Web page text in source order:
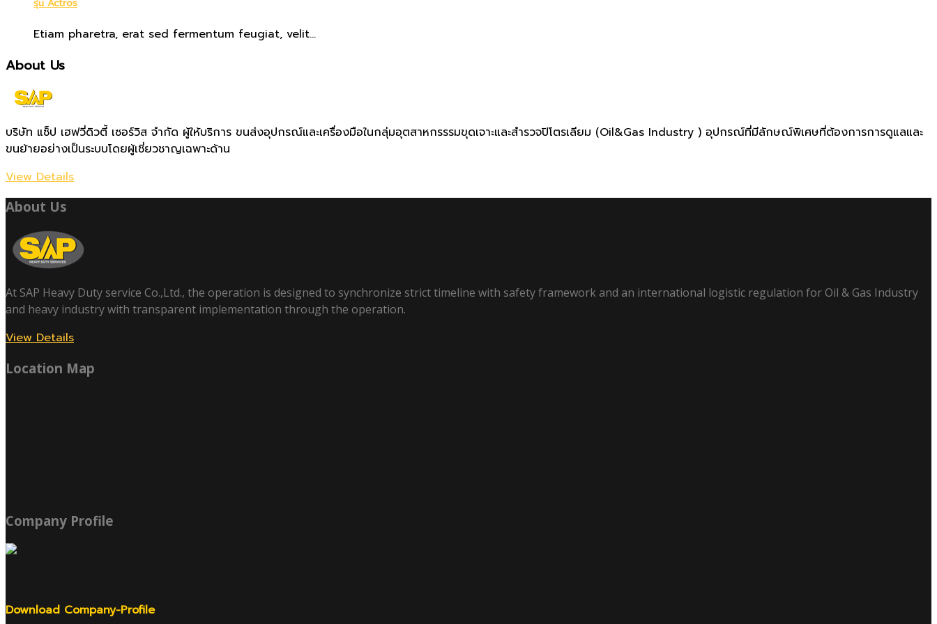
รุ่น Actros
Etiam pharetra, erat sed fermentum feugiat, velit...
About Us
บริษัท แซ็ป เฮฟวี่ดิวตี้ เซอร์วิส จำกัด ผู้ให้บริการ ขนส่งอุปกรณ์และเครื่องมือในกลุ่มอุตสาหกรรรมขุดเจาะและสำรวจปิโตรเลียม (Oil&Gas Industry ) อุปกรณ์ที่มีลักษณ์พิเศษที่ต้องการการดูแลและ
ขนย้ายอย่างเป็นระบบโดยผู้เชี่ยวชาญเฉพาะด้าน
View Details
About Us
At SAP Heavy Duty service Co.,Ltd., the operation is designed to synchronize strict timeline with safety framework and an international logistic regulation for Oil & Gas Industry
and heavy industry with transparent implementation through the operation.
View Details
Location Map
Company Profile
Download Company-Profile